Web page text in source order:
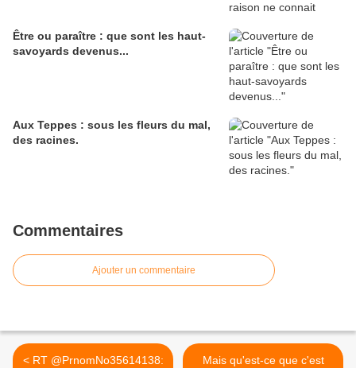
Être ou paraître : que sont les haut-
savoyards devenus...
Aux Teppes : sous les fleurs du mal,
des racines.
Commentaires
Ajouter un commentaire
< RT @PrnomNo35614138:
Mais qu'est-ce que c'est